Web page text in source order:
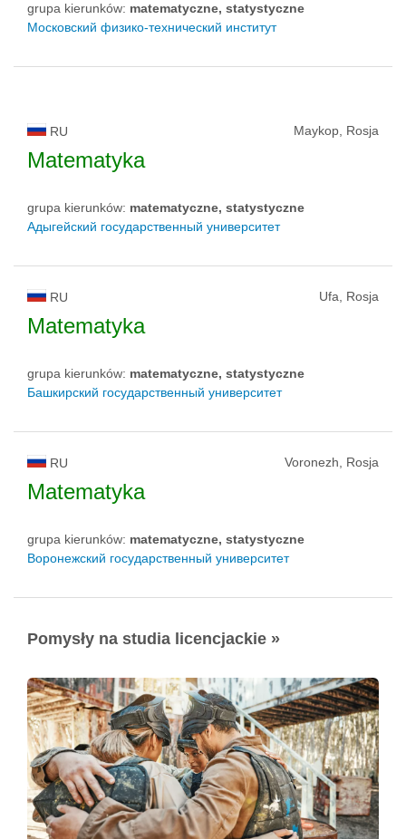
grupa kierunków: matematyczne, statystyczne
Московский физико-технический институт
RU Maykop, Rosja
Matematyka
grupa kierunków: matematyczne, statystyczne
Адыгейский государственный университет
RU Ufa, Rosja
Matematyka
grupa kierunków: matematyczne, statystyczne
Башкирский государственный университет
RU Voronezh, Rosja
Matematyka
grupa kierunków: matematyczne, statystyczne
Воронежский государственный университет
Pomysły na studia licencjackie »